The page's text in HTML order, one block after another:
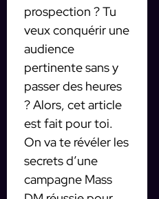
prospection ? Tu
veux conquérir une
audience
pertinente sans y
passer des heures
? Alors, cet article
est fait pour toi.
On va te révéler les
secrets d’une
campagne Mass